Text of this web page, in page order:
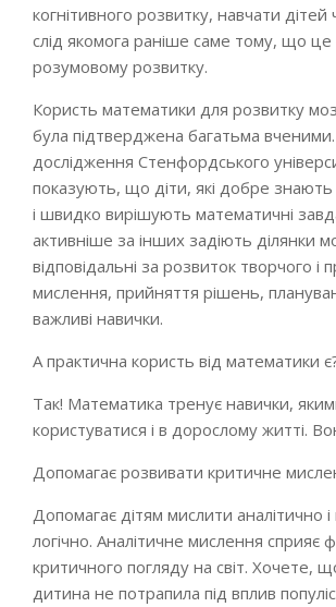
когнітивного розвитку, навчати дітей
слід якомога раніше саме тому, що це
розумовому розвитку.
Користь математики для розвитку
була підтверджена багатьма
дослідження Стенфордського
показують, що діти, які добре
і швидко вирішують математичні
активніше за інших задіють ділянки
відповідальні за розвиток творчого і
мислення, прийняття рішень,
важливі навички.
А практична користь від математики
Так! Математика тренує навички,
користуватися і в дорослому житті.
Допомагає розвивати критичне
Допомагає дітям мислити аналітично і
логічно. Аналітичне мислення сприяє
критичного погляду на світ. Хочете,
дитина не потрапила під вплив